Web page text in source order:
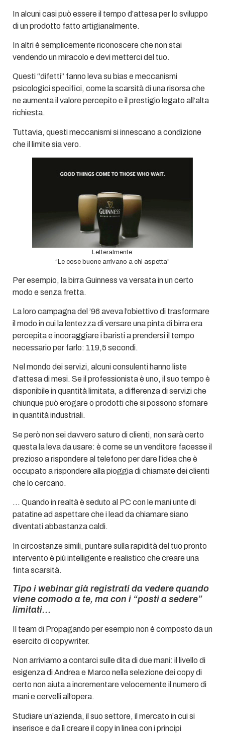
In alcuni casi può essere il tempo d’attesa per lo sviluppo
di un prodotto fatto artigianalmente.
In altri è semplicemente riconoscere che non stai
vendendo un miracolo e devi metterci del tuo.
Questi “difetti” fanno leva su bias e meccanismi
psicologici specifici, come la scarsità di una risorsa che
ne aumenta il valore percepito e il prestigio legato all’alta
richiesta.
Tuttavia, questi meccanismi si innescano a condizione
che il limite sia vero.
Letteralmente:
“Le cose buone arrivano a chi aspetta”
Per esempio, la birra Guinness va versata in un certo
modo e senza fretta.
La loro campagna del ’96 aveva l’obiettivo di trasformare
il modo in cui la lentezza di versare una pinta di birra era
percepita e incoraggiare i baristi a prendersi il tempo
necessario per farlo: 119,5 secondi.
Nel mondo dei servizi, alcuni consulenti hanno liste
d’attesa di mesi. Se il professionista è uno, il suo tempo è
disponibile in quantità limitata, a differenza di servizi che
chiunque può erogare o prodotti che si possono sfornare
in quantità industriali.
Se però non sei davvero saturo di clienti, non sarà certo
questa la leva da usare: è come se un venditore facesse il
prezioso a rispondere al telefono per dare l’idea che è
occupato a rispondere alla pioggia di chiamate dei clienti
che lo cercano.
… Quando in realtà è seduto al PC con le mani unte di
patatine ad aspettare che i lead da chiamare siano
diventati abbastanza caldi.
In circostanze simili, puntare sulla rapidità del tuo pronto
intervento è più intelligente e realistico che creare una
finta scarsità.
Tipo i webinar già registrati da vedere quando
viene comodo a te, ma con i “posti a sedere”
limitati…
Il team di Propagando per esempio non è composto da un
esercito di copywriter.
Non arriviamo a contarci sulle dita di due mani: il livello di
esigenza di Andrea e Marco nella selezione dei copy di
certo non aiuta a incrementare velocemente il numero di
mani e cervelli all’opera.
Studiare un’azienda, il suo settore, il mercato in cui si
inserisce e da lì creare il copy in linea con i principi